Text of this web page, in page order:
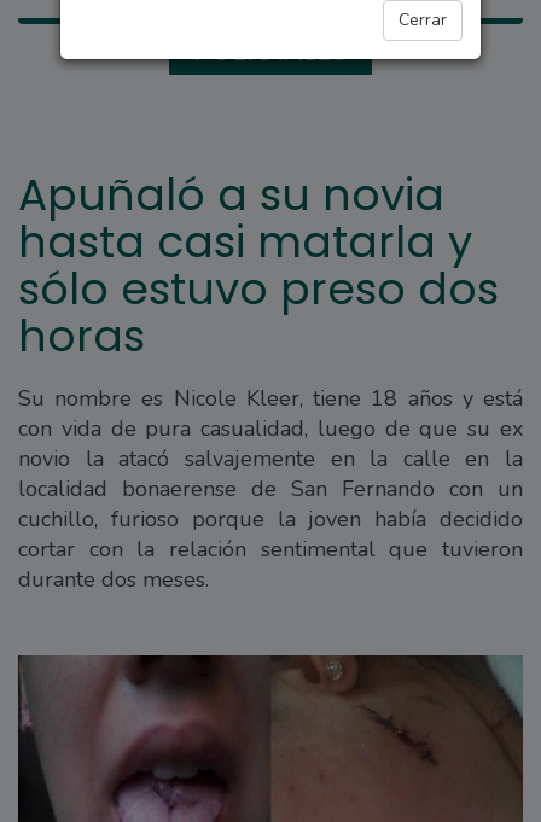
Cerrar
POLICIALES
Apuñaló a su novia
hasta casi matarla y
sólo estuvo preso dos
horas
Su nombre es Nicole Kleer, tiene 18 años y está
con vida de pura casualidad, luego de que su ex
novio la atacó salvajemente en la calle en la
localidad bonaerense de San Fernando con un
cuchillo, furioso porque la joven había decidido
cortar con la relación sentimental que tuvieron
durante dos meses.